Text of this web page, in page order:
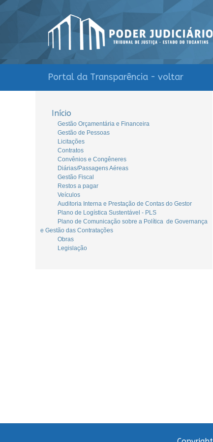
Portal da Transparência - voltar
Início
Gestão Orçamentária e Financeira
Gestão de Pessoas
Licitações
Contratos
Convênios e Congêneres
Diárias/Passagens Aéreas
Gestão Fiscal
Restos a pagar
Veículos
Auditoria Interna e Prestação de Contas do Gestor
Plano de Logística Sustentável - PLS
Plano de Comunicação sobre a Política de Governança
e Gestão das Contratações
Obras
Legislação